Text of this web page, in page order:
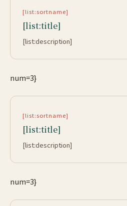
[list:sortname]
[list:title]
[list:description]
num=3}
[list:sortname]
[list:title]
[list:description]
num=3}